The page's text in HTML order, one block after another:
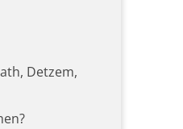
Detzem,